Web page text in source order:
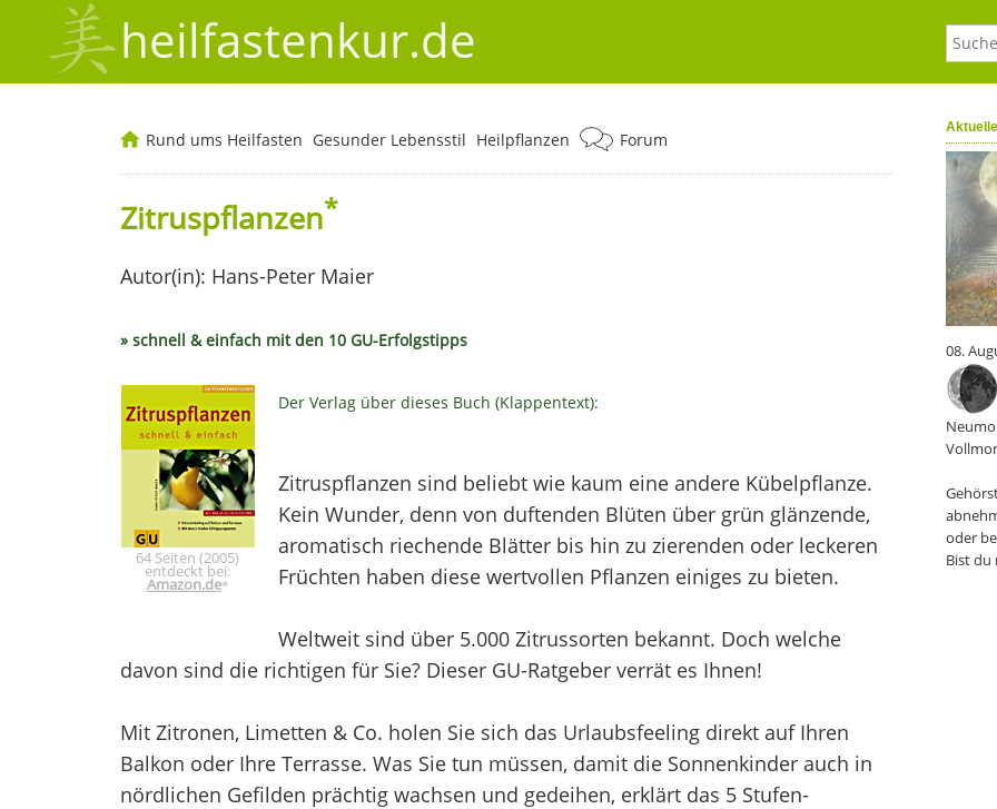
heilfastenkur.de
08.
oder
Bist du
Rund ums Heilfasten Gesunder Lebensstil Heilpflanzen Forum
Zitruspflanzen*
Autor(in): Hans-Peter Maier
» schnell & einfach mit den 10 GU-Erfolgstipps
64 Seiten (2005)
entdeckt bei:
Amazon.de*
Der Verlag über dieses Buch (Klappentext):
Zitruspflanzen sind beliebt wie kaum eine andere Kübelpflanze.
Kein Wunder, denn von duftenden Blüten über grün glänzende,
aromatisch riechende Blätter bis hin zu zierenden oder leckeren
Früchten haben diese wertvollen Pflanzen einiges zu bieten.
Weltweit sind über 5.000 Zitrussorten bekannt. Doch welche
davon sind die richtigen für Sie? Dieser GU-Ratgeber verrät es Ihnen!
Mit Zitronen, Limetten & Co. holen Sie sich das Urlaubsfeeling direkt auf Ihren
Balkon oder Ihre Terrasse. Was Sie tun müssen, damit die Sonnenkinder auch in
nördlichen Gefilden prächtig wachsen und gedeihen, erklärt das 5 Stufen-